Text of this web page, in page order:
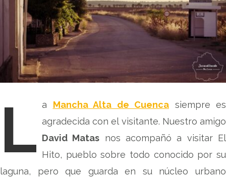
L a Mancha Alta de Cuenca siempre es
agradecida con el visitante. Nuestro amigo
David Matas nos acompañó a visitar El
Hito, pueblo sobre todo conocido por su
laguna, pero que guarda en su núcleo urbano